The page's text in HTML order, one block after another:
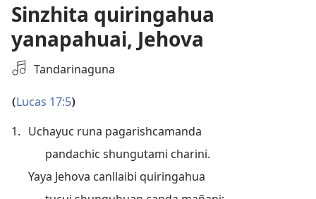
Sinzhita quiringahua
yanapahuai, Jehova
Seleccione
grabación
audio
Tandarinaguna
(Lucas 17:5)
1. Uchayuc runa pagarishcamanda
pandachic shungutami charini.
Yaya Jehova canllaibi quiringahua